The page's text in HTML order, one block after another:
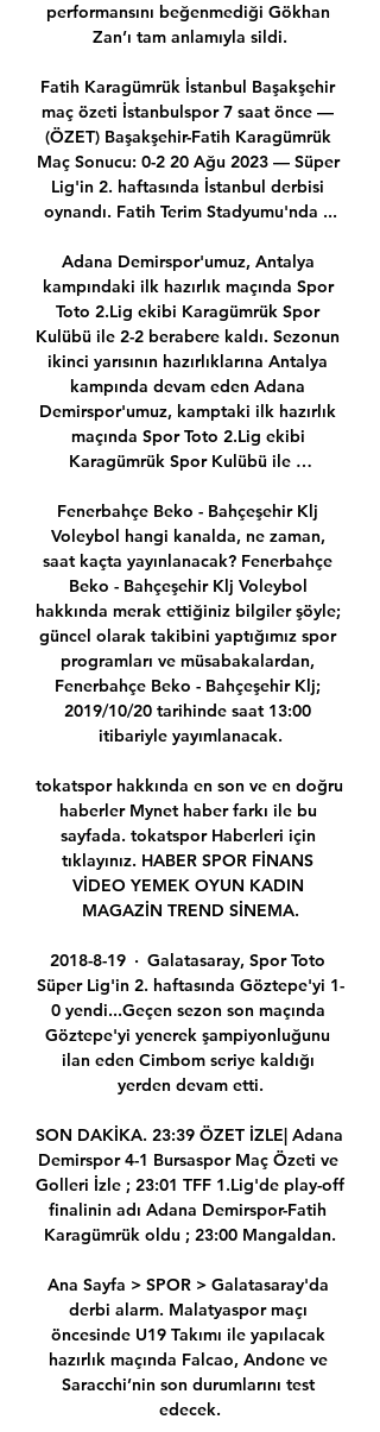
performansını beğenmediği Gökhan
Zan’ı tam anlamıyla sildi.
Fatih Karagümrük İstanbul Başakşehir
maç özeti İstanbulspor 7 saat önce —
(ÖZET) Başakşehir-Fatih Karagümrük
Maç Sonucu: 0-2 20 Ağu 2023 — Süper
Lig'in 2. haftasında İstanbul derbisi
oynandı. Fatih Terim Stadyumu'nda ...
Adana Demirspor'umuz, Antalya
kampındaki ilk hazırlık maçında Spor
Toto 2.Lig ekibi Karagümrük Spor
Kulübü ile 2-2 berabere kaldı. Sezonun
ikinci yarısının hazırlıklarına Antalya
kampında devam eden Adana
Demirspor'umuz, kamptaki ilk hazırlık
maçında Spor Toto 2.Lig ekibi
Karagümrük Spor Kulübü ile …
Fenerbahçe Beko - Bahçeşehir Klj
Voleybol hangi kanalda, ne zaman,
saat kaçta yayınlanacak? Fenerbahçe
Beko - Bahçeşehir Klj Voleybol
hakkında merak ettiğiniz bilgiler şöyle;
güncel olarak takibini yaptığımız spor
programları ve müsabakalardan,
Fenerbahçe Beko - Bahçeşehir Klj;
2019/10/20 tarihinde saat 13:00
itibariyle yayımlanacak.
tokatspor hakkında en son ve en doğru
haberler Mynet haber farkı ile bu
sayfada. tokatspor Haberleri için
tıklayınız. HABER SPOR FİNANS
VİDEO YEMEK OYUN KADIN
MAGAZİN TREND SİNEMA.
2018-8-19 · Galatasaray, Spor Toto
Süper Lig'in 2. haftasında Göztepe'yi 1-
0 yendi...Geçen sezon son maçında
Göztepe'yi yenerek şampiyonluğunu
ilan eden Cimbom seriye kaldığı
yerden devam etti.
SON DAKİKA. 23:39 ÖZET İZLE| Adana
Demirspor 4-1 Bursaspor Maç Özeti ve
Golleri İzle ; 23:01 TFF 1.Lig'de play-off
finalinin adı Adana Demirspor-Fatih
Karagümrük oldu ; 23:00 Mangaldan.
Ana Sayfa > SPOR > Galatasaray'da
derbi alarm. Malatyaspor maçı
öncesinde U19 Takımı ile yapılacak
hazırlık maçında Falcao, Andone ve
Saracchi’nin son durumlarını test
edecek.